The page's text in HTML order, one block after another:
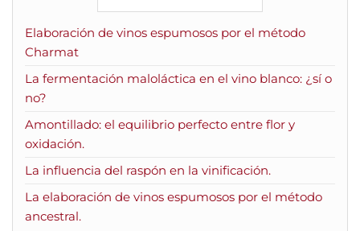
Elaboración de vinos espumosos por el método
Charmat
La fermentación maloláctica en el vino blanco: ¿sí o
no?
Amontillado: el equilibrio perfecto entre flor y
oxidación.
La influencia del raspón en la vinificación.
La elaboración de vinos espumosos por el método
ancestral.